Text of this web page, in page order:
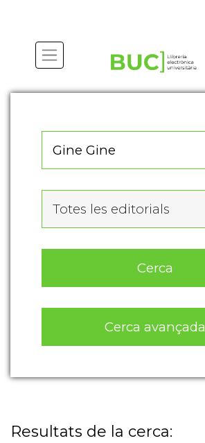
Totes les editorials
Cerca
Cerca avançada
Resultats de la cerca: